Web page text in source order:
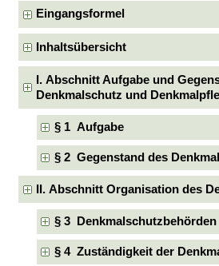
Eingangsformel
Inhaltsübersicht
I. Abschnitt Aufgabe und
Denkmalschutz und
§ 1 Aufgabe
§ 2 Gegenstand des
II. Abschnitt Organisation des
§ 3 Denkmalschutzbehörden
§ 4 Zuständigkeit der